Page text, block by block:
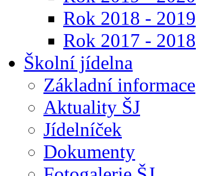
Rok 2018 - 2019
Rok 2017 - 2018
Školní jídelna
Základní informace
Aktuality ŠJ
Jídelníček
Dokumenty